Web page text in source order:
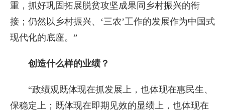
重，抓好巩固拓展脱贫攻坚成果同乡村振兴的衔
接；仍然以乡村振兴、‘三农’工作的发展作为中国式
现代化的底座。”
创造什么样的业绩？
“政绩观既体现在抓发展上，也体现在惠民生、
保稳定上；既体现在即期见效的显绩上，也体现在